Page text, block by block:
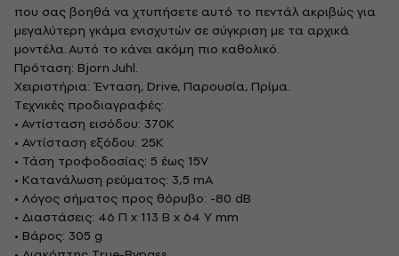
που σας βοηθά να χτυπήσετε αυτό το πεντάλ ακριβώς για
μεγαλύτερη γκάμα ενισχυτών σε σύγκριση με τα αρχικά
μοντέλα. Αυτό το κάνει ακόμη πιο καθολικό.
Πρόταση: Bjorn Juhl.
Χειριστήρια: Ένταση, Drive, Παρουσία, Πρίμα.
Τεχνικές προδιαγραφές:
• Αντίσταση εισόδου: 370K
• Αντίσταση εξόδου: 25K
• Τάση τροφοδοσίας: 5 έως 15V
• Κατανάλωση ρεύματος: 3,5 mA
• Λόγος σήματος προς θόρυβο: -80 dB
• Διαστάσεις: 46 Π x 113 Β x 64 Υ mm
• Βάρος: 305 g